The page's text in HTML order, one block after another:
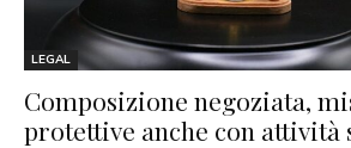
LEGAL
Composizione negoziata,
protettive anche con attività